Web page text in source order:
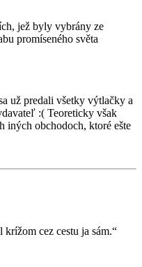
jež byly vybrány ze
promíseného světa
už predali všetky výtlačky a
:( Teoreticky však
iných obchodoch, ktoré ešte
cez cestu ja sám.